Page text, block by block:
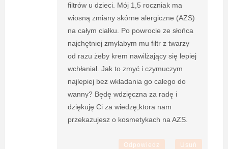
filtrów u dzieci. Mój 1,5 roczniak ma
wiosną zmiany skórne alergiczne (AZS)
na całym ciałku. Po powrocie ze słońca
najchętniej zmylabym mu filtr z twarzy
od razu żeby krem nawilżający się lepiej
wchłaniał. Jak to zmyć i czymuczym
najlepiej bez wkładania go całego do
wanny? Będę wdzięczna za radę i
dziękuję Ci za wiedzę,ktora nam
przekazujesz o kosmetykach na AZS.
Odpowiedz Usuń